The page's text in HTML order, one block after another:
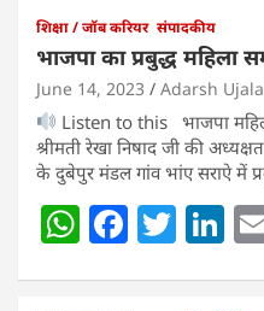
शिक्षा / जॉब करियर संपादकीय
भाजपा का प्रबुद्ध महिला
June 14, 2023 Adarsh Ujala
Listen to this भाजपा
श्रीमती रेखा निषाद जी की
के दुबेपुर मंडल गांव भांए सराऐ में
W F T Li